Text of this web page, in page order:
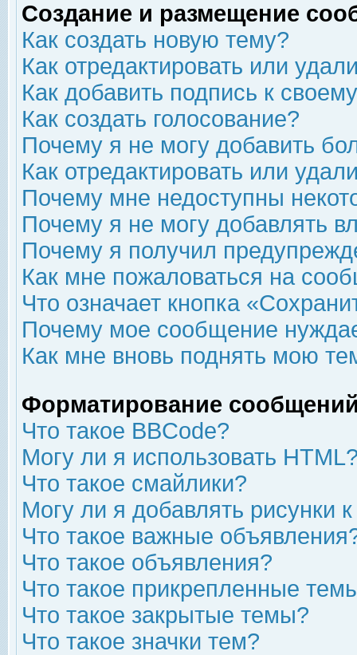
Создание и размещение
Как создать новую тему?
Как отредактировать или
Как добавить подпись к
Как создать голосование?
Почему я не могу добавить
Как отредактировать или
Почему мне недоступны
Почему я не могу добавлять
Почему я получил
Как мне пожаловаться на
Что означает кнопка
Почему мое сообщение
Как мне вновь поднять мою
Форматирование
Что такое BBCode?
Могу ли я использовать
Что такое смайлики?
Могу ли я добавлять рисунки
Что такое важные
Что такое объявления?
Что такое прикрепленные
Что такое закрытые темы?
Что такое значки тем?